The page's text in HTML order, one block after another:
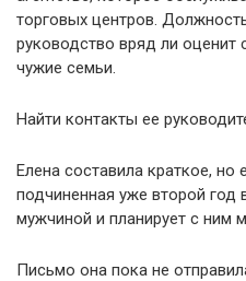
торговых центров.
руководство вряд ли оценит
чужие семьи.
Найти контакты ее
Елена составила краткое,
подчиненная уже второй год
мужчиной и планирует с ним
Письмо она пока не